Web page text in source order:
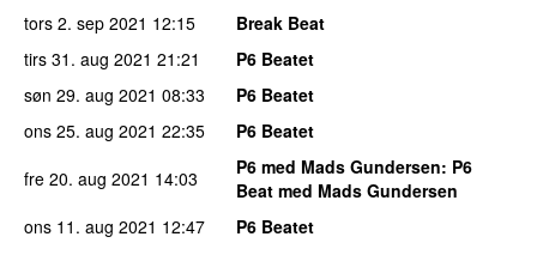
tors 2. sep 2021 12:15
Break Beat
tirs 31. aug 2021 21:21
P6 Beatet
søn 29. aug 2021 08:33
P6 Beatet
ons 25. aug 2021 22:35
P6 Beatet
fre 20. aug 2021 14:03 P6 med Mads Gundersen: P6
Beat med Mads Gundersen
ons 11. aug 2021 12:47
P6 Beatet